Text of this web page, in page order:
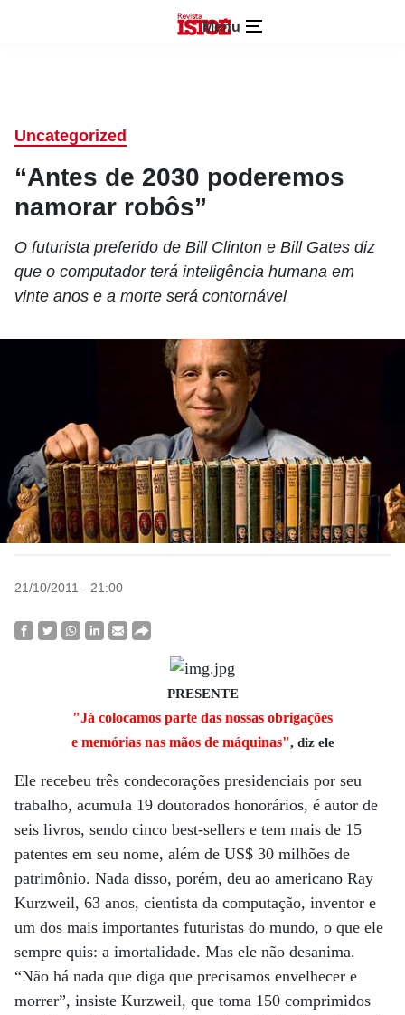
Menu
Uncategorized
“Antes de 2030 poderemos
namorar robôs”
O futurista preferido de Bill Clinton e Bill Gates diz
que o computador terá inteligência humana em
vinte anos e a morte será contornável
21/10/2011 - 21:00
PRESENTE
"Já colocamos parte das nossas obrigações
e memórias nas mãos de máquinas", diz ele
Ele recebeu três condecorações presidenciais por seu
trabalho, acumula 19 doutorados honorários, é autor de
seis livros, sendo cinco best-sellers e tem mais de 15
patentes em seu nome, além de US$ 30 milhões de
patrimônio. Nada disso, porém, deu ao americano Ray
Kurzweil, 63 anos, cientista da computação, inventor e
um dos mais importantes futuristas do mundo, o que ele
sempre quis: a imortalidade. Mas ele não desanima.
“Não há nada que diga que precisamos envelhecer e
morrer”, insiste Kurzweil, que toma 150 comprimidos